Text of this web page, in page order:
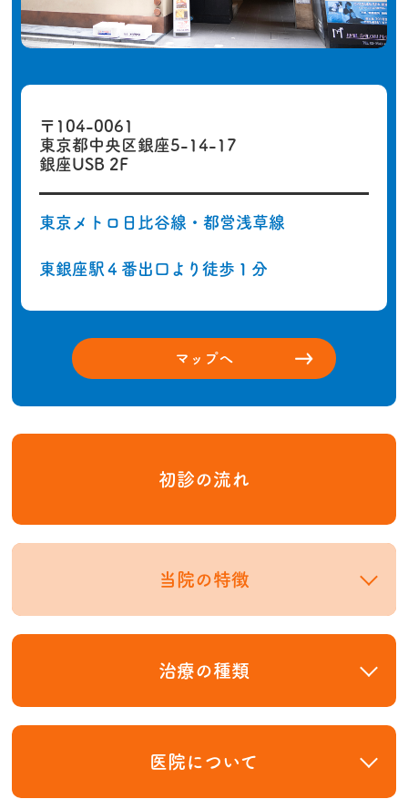
〒104-0061
東京都中央区銀座5-14-17
銀座USB 2F
東京メトロ日比谷線・都営浅草線
東銀座駅 ４番出口より徒歩１分
マップへ
初診の流れ
当院の特徴
歯を残すための
治療の種類
根管治療
ひびや破折の修復
医院について